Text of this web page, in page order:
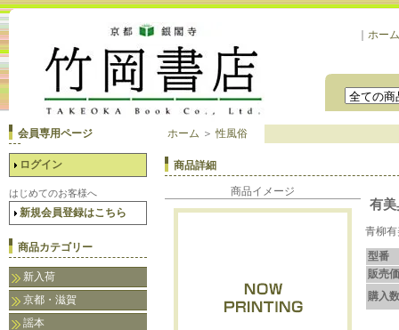
ホーム
会員専用ページ
ログイン
はじめてのお客様へ
新規会員登録はこちら
商品カテゴリー
新入荷
京都・滋賀
謡本
ホーム ＞性風俗
商品詳細
商品イメージ
有美
青柳
型番
販売
購入数